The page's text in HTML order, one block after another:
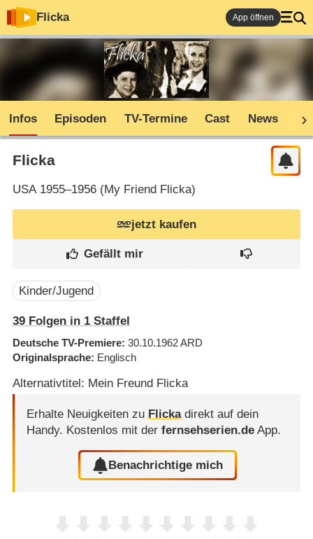
Flicka App öffnen
Infos Episoden TV-Termine Cast News
Flicka
USA1955–1956 (My Friend Flicka)
jetzt kaufen
Kinder/Jugend
39Folgen in 1Staffel
Deutsche TV-Premiere 30.10.1962ARD
Originalsprache Englisch
Alternativtitel: Mein Freund Flicka
Erhalte Neuigkeiten zu Flickadirekt auf dein
Handy. Kostenlos mit der fernsehserien.deApp.
Benachrichtige mich